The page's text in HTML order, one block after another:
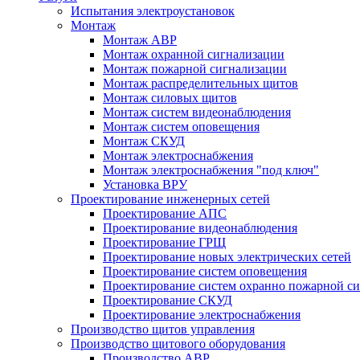
Испытания электроустановок
Монтаж
Монтаж АВР
Монтаж охранной сигнализации
Монтаж пожарной сигнализации
Монтаж распределительных щитов
Монтаж силовых щитов
Монтаж систем видеонаблюдения
Монтаж систем оповещения
Монтаж СКУД
Монтаж электроснабжения
Монтаж электроснабжения "под ключ"
Установка ВРУ
Проектирование инженерных сетей
Проектирование АПС
Проектирование видеонаблюдения
Проектирование ГРЩ
Проектирование новых электрических сетей
Проектирование систем оповещения
Проектирование систем охранно пожарной
Проектирование СКУД
Проектирование электроснабжения
Производство щитов управления
Производство щитового оборудования